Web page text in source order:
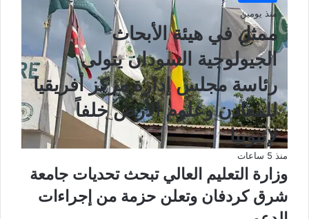
منذ يومين
ممثل في هيئة الأبحاث
الجيولوجية السودان يتولى
رئاسة مجلس إدارة مركز أفريقيا
للمعادن وعلوم الأرض خلفاً
لإثيوبيا
منذ 5 ساعات
وزارة التعليم العالي تبحث تحديات جامعة
شرق كردفان وتعلن حزمة من إجراءات